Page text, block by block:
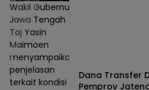
Wakil Gubernur
Jawa Tengah
Taj Yasin
Maimoen
menyampaikan
penjelasan
terkait kondisi
Dana Transfer
Pemprov